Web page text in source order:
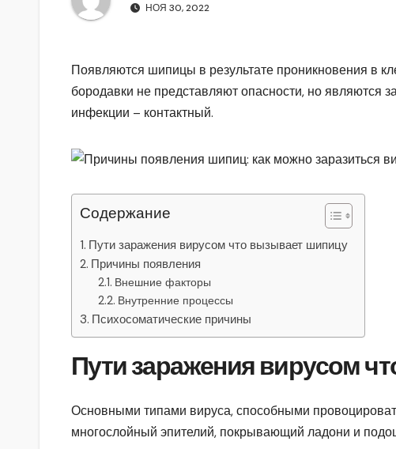
НОЯ 30, 2022
Появляются шипицы в результате проникновения в
бородавки не представляют опасности, но являются
инфекции – контактный.
Содержание
Пути заражения вирусом что вызывает шипицу
Причины появления
Внешние факторы
Внутренние процессы
Психосоматические причины
Пути заражения вирусом
Основными типами вируса, способными
многослойный эпителий, покрывающий ладони и